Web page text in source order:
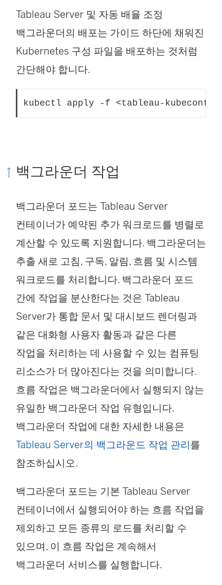
Tableau Server 및 자동 배율 조정
백그라운더의 배포는 가이드 하단에 채워진
Kubernetes 구성 파일을 배포하는 것처럼
간단해야 합니다.
kubectl apply -f <tableau-
백그라운더 작업
백그라운더 포드는 Tableau Server
컨테이너가 예약된 추가 워크로드를 병렬로
계산할 수 있도록 지원합니다. 백그라운더는
추출 새로 고침, 구독, 알림, 흐름 및 시스템
워크로드를 처리합니다. 백그라운더 포드
간에 작업을 분산한다는 것은 Tableau
Server가 통합 문서 및 대시보드 렌더링과
같은 대화형 사용자 활동과 같은 다른
작업을 처리하는 데 사용할 수 있는 컴퓨팅
리소스가 더 많아진다는 것을 의미합니다.
흐름 작업은 백그라운더에서 실행되지 않는
유일한 백그라운더 작업 유형입니다.
백그라운더 작업에 대한 자세한 내용은
Tableau Server의 백그라운드 작업 관리를
참조하십시오.
백그라운더 포드는 기본 Tableau Server
컨테이너에서 실행되어야 하는 흐름 작업을
제외하고 모든 종류의 로드를 처리할 수
있으며, 이 흐름 작업은 계속해서
백그라운더 서비스를 실행합니다.